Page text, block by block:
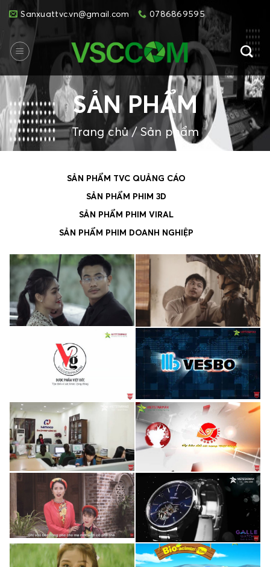
content
Sanxuattvc.vn@gmail.com 0786869595
SẢN PHẨM
Trang chủ/Sản phẩm
SẢN PHẨM TVC QUẢNG CÁO
SẢN PHẨM PHIM 3D
SẢN PHẨM PHIM VIRAL
SẢN PHẨM PHIM DOANH NGHIỆP